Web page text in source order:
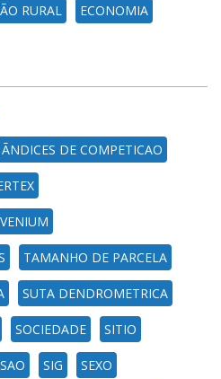
RURAL ECONOMIA
ÃNDICES DE COMPETICAO
TAMANHO DE PARCELA
SUTA DENDROMETRICA
SOCIEDADE SITIO
SIG SEXO